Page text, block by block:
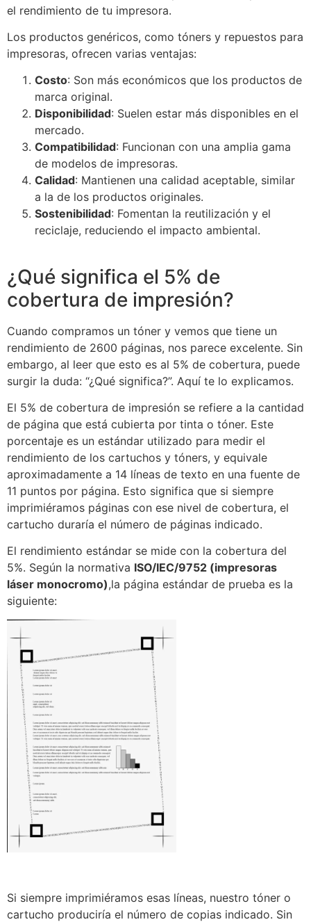
el rendimiento de tu impresora.
Los productos genéricos, como tóners y repuestos para
impresoras, ofrecen varias ventajas:
Costo: Son más económicos que los productos de
marca original.
Disponibilidad: Suelen estar más disponibles en el
mercado.
Compatibilidad: Funcionan con una amplia gama
de modelos de impresoras.
Calidad: Mantienen una calidad aceptable, similar
a la de los productos originales.
Sostenibilidad: Fomentan la reutilización y el
reciclaje, reduciendo el impacto ambiental.
¿Qué significa el 5% de
cobertura de impresión?
Cuando compramos un tóner y vemos que tiene un
rendimiento de 2600 páginas, nos parece excelente. Sin
embargo, al leer que esto es al 5% de cobertura, puede
surgir la duda: “¿Qué significa?”. Aquí te lo explicamos.
El 5% de cobertura de impresión se refiere a la cantidad
de página que está cubierta por tinta o tóner. Este
porcentaje es un estándar utilizado para medir el
rendimiento de los cartuchos y tóners, y equivale
aproximadamente a 14 líneas de texto en una fuente de
11 puntos por página. Esto significa que si siempre
imprimiéramos páginas con ese nivel de cobertura, el
cartucho duraría el número de páginas indicado.
El rendimiento estándar se mide con la cobertura del
5%. Según la normativa ISO/IEC/9752 (impresoras
láser monocromo),la página estándar de prueba es la
siguiente:
Si siempre imprimiéramos esas líneas, nuestro tóner o
cartucho produciría el número de copias indicado. Sin